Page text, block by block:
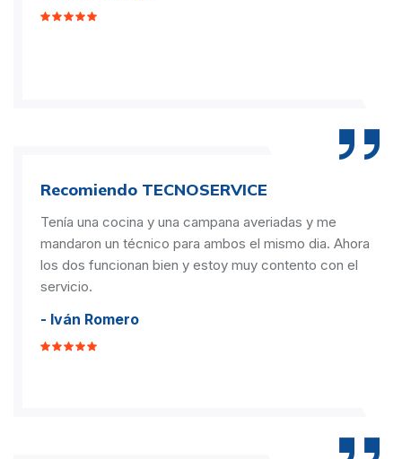
Recomiendo TECNOSERVICE
Tenía una cocina y una campana averiadas y me
mandaron un técnico para ambos el mismo dia. Ahora
los dos funcionan bien y estoy muy contento con el
servicio.
- Iván Romero